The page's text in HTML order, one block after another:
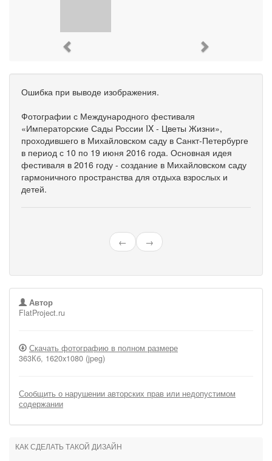
Ошибка при выводе изображения.
Фотографии с Международного фестиваля
«Императорские Сады России IX - Цветы Жизни»,
проходившего в Михайловском саду в Санкт-Петербурге
в период с 10 по 19 июня 2016 года. Основная идея
фестиваля в 2016 году - создание в Михайловском саду
гармоничного пространства для отдыха взрослых и
детей.
← →
Автор
FlatProject.ru
Скачать фотографию в полном размере
363Кб, 1620x1080 (jpeg)
Сообщить о нарушении авторских прав или недопустимом
содержании
КАК СДЕЛАТЬ ТАКОЙ ДИЗАЙН